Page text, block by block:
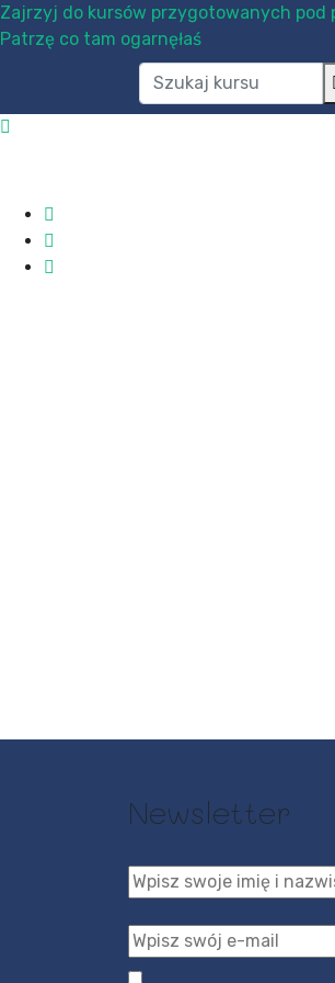
Zajrzyj do kursów przygotowanych pod
Patrzę co tam ogarnęłaś
Newsletter